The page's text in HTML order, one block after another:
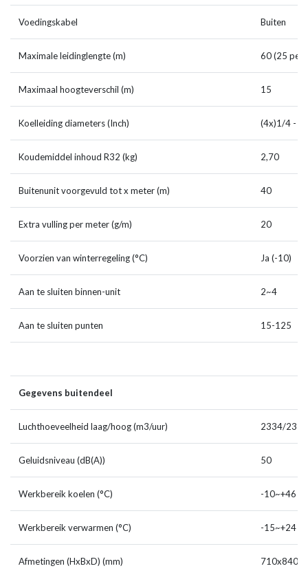
Voedingskabel Buiten
Maximale leidinglengte (m) 60 (25 per
Maximaal hoogteverschil (m) 15
Koelleiding diameters (Inch) (4x)1/4 -
Koudemiddel inhoud R32 (kg) 2,70
Buitenunit voorgevuld tot x meter (m) 40
Extra vulling per meter (g/m) 20
Voorzien van winterregeling (°C) Ja (-10)
Aan te sluiten binnen-unit 2~4
Aan te sluiten punten 15-125
Gegevens buitendeel
Luchthoeveelheid laag/hoog (m3/uur) 2334/2376
Geluidsniveau (dB(A)) 50
Werkbereik koelen (°C) -10~+46
Werkbereik verwarmen (°C) -15~+24
Afmetingen (HxBxD) (mm)